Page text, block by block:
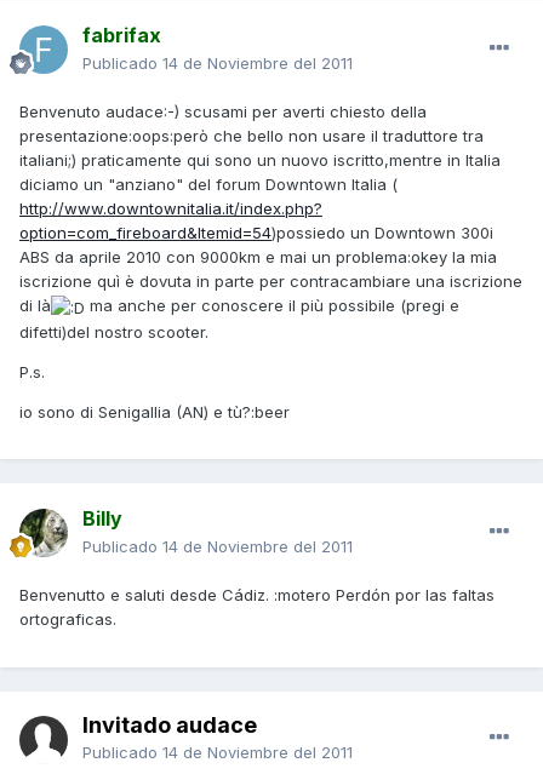
fabrifax
Publicado 14 de Noviembre del 2011
Benvenuto audace:-) scusami per averti chiesto della
presentazione:oops:però che bello non usare il traduttore tra
italiani;) praticamente qui sono un nuovo iscritto,mentre in Italia
diciamo un "anziano" del forum Downtown Italia (
http://www.downtownitalia.it/index.php?
option=com_fireboard&Itemid=54)possiedo un Downtown 300i
ABS da aprile 2010 con 9000km e mai un problema:okey la mia
iscrizione quì è dovuta in parte per contracambiare una iscrizione
di là
ma anche per conoscere il più possibile (pregi e
difetti)del nostro scooter.
P.s.
io sono di Senigallia (AN) e tù?:beer
Billy
Publicado 14 de Noviembre del 2011
Benvenutto e saluti desde Cádiz. :motero Perdón por las faltas
ortograficas.
Invitado audace
Publicado 14 de Noviembre del 2011